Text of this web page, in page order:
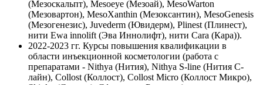
(Мезоскальпт), Mesoeye (Мезоай), MesoWarton
(Мезовартон), MesoXanthin (Мезоксантин), MesoGenesis
(Мезогенезис), Juvederm (Ювидерм), Plinest (Плинест),
нити Ewa innolift (Эва Иннолифт), нити Cara (Кара)).
2022-2023 гг. Курсы повышения квалификации в
области инъекционной косметологии (работа с
препаратами - Nithya (Нития), Nithya S-line (Нития С-
лайн), Collost (Коллост), Collost Micro (Коллост Микро),